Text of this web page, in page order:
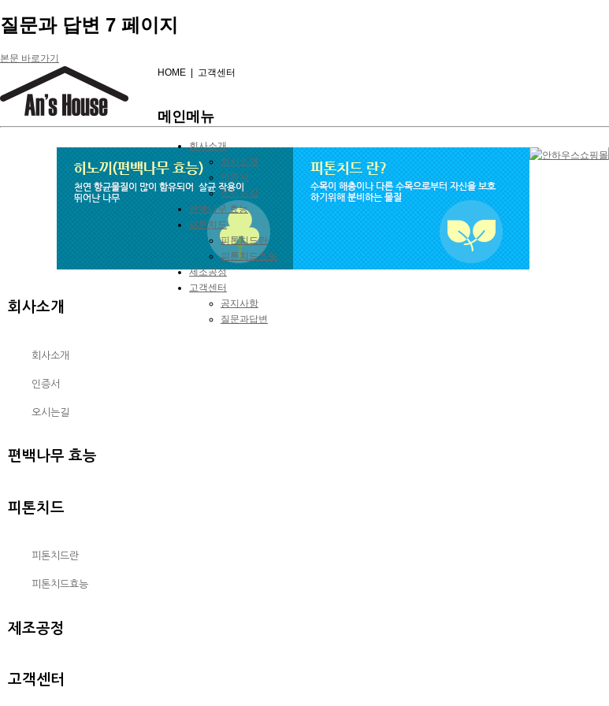
질문과 답변 7 페이지
본문 바로가기
HOME | 고객센터
메인메뉴
회사소개
회사소개
인증서
오시는길
편백나무 효능
피톤치드
피톤치드란
피톤치드효능
제조공정
고객센터
공지사항
질문과답변
회사소개
회사소개
인증서
오시는길
편백나무 효능
피톤치드
피톤치드란
피톤치드효능
제조공정
고객센터